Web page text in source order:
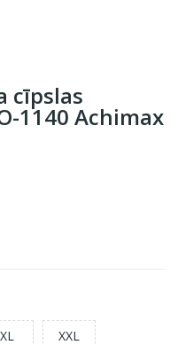
cīpslas
1140 Achimax
XL XXL